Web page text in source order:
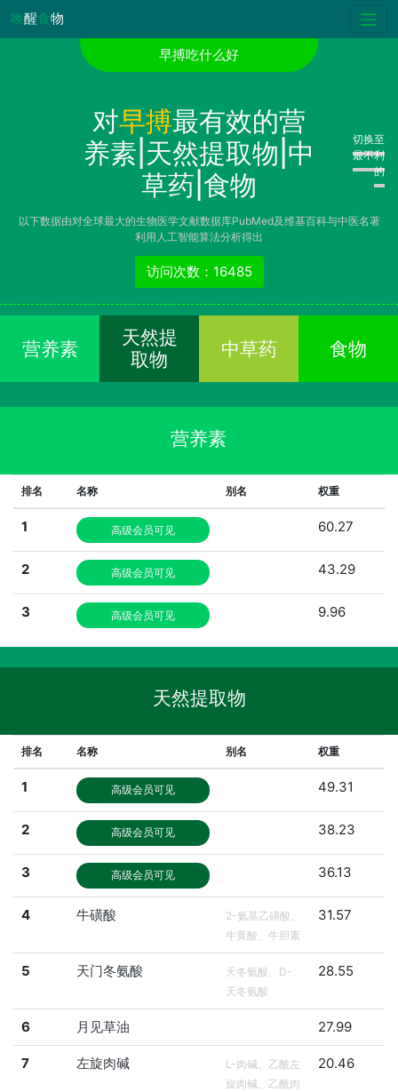
唤醒食物
早搏吃什么好
对早搏最有效的营
养素|天然提取物|中
草药|食物
切换至
最不利
的
以下数据由对全球最大的生物医学文献数据库PubMed及维基百科与中医名著
利用人工智能算法分析得出
访问次数：16485
营养素
天然提
取物
中草药 食物
营养素
排名 名称 别名 权重
1 高级会员可见 60.27
2 高级会员可见 43.29
3 高级会员可见 9.96
天然提取物
排名 名称 别名 权重
1 高级会员可见 49.31
2 高级会员可见 38.23
3 高级会员可见 36.13
4 牛磺酸
2-氨基乙磺酸、
牛黄酸、牛胆素
31.57
5 天门冬氨酸
天冬氨酸、D-
天冬氨酸
28.55
6 月见草油 27.99
7 左旋肉碱
L-肉碱、乙酰左
旋肉碱、乙酰肉
20.46